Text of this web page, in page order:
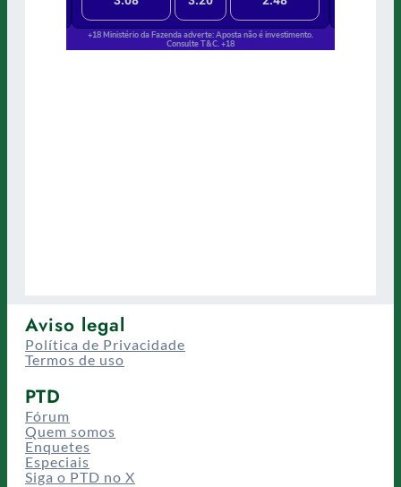
Aviso legal
Política de Privacidade
Termos de uso
PTD
Fórum
Quem somos
Enquetes
Especiais
Siga o PTD no X